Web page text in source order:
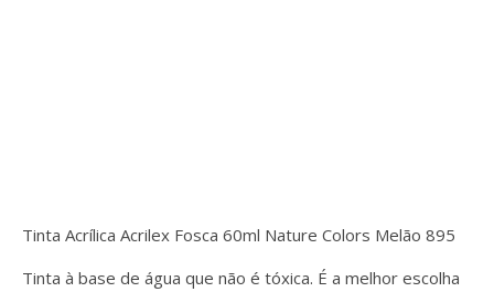
Tinta Acrílica Acrilex Fosca 60ml Nature Colors Melão 895
Tinta à base de água que não é tóxica. É a melhor escolha